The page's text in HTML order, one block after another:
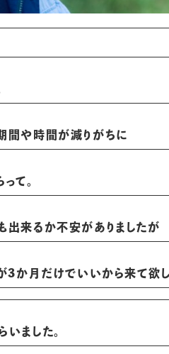
間や時間が減りがちに
て。
出来るか不安がありましたが
3か月だけでいいから来て欲し
ました。